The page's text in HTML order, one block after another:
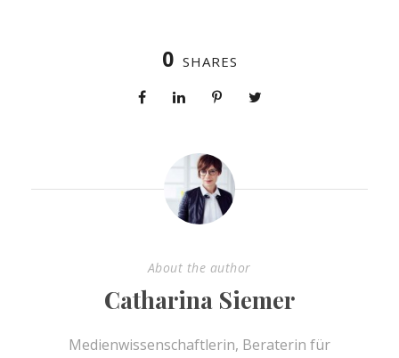
0 SHARES
About the author
Catharina Siemer
Medienwissenschaftlerin, Beraterin für